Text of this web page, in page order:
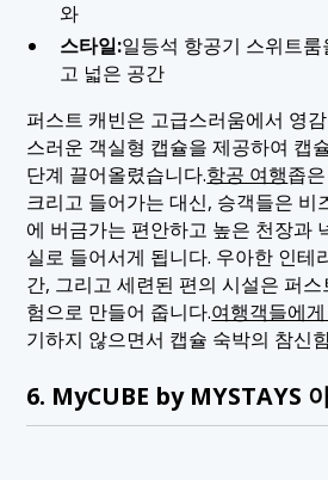
와
스타일:일등석 항공기 스위트
고 넓은 공간
퍼스트 캐빈은 고급스러움에서 영
스러운 객실형 캡슐을 제공하여 캡
단계 끌어올렸습니다.항공 여행좁
크리고 들어가는 대신, 승객들은 비
에 버금가는 편안하고 높은 천장과
실로 들어서게 됩니다. 우아한 인테
간, 그리고 세련된 편의 시설은 퍼
험으로 만들어 줍니다.여행객들에
기하지 않으면서 캡슐 숙박의 참신
6. MyCUBE by MYSTAYS